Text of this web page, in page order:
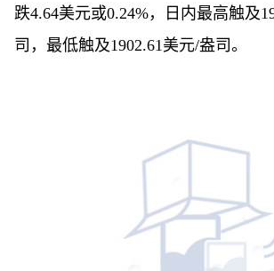
跌4.64美元或0.24%，日内最高触及
司，最低触及1902.61美元/盎司。